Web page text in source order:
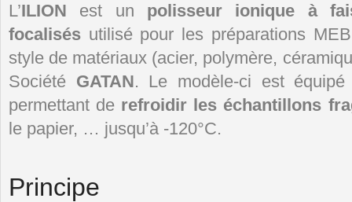
L’ILION est un polisseur ionique à
focalisés utilisé pour les préparations
style de matériaux (acier, polymère,
Société GATAN. Le modèle-ci est
permettant de refroidir les échantillons
le papier, … jusqu’à -120°C.
Principe